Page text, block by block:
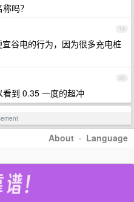
吗？
19
谷电的行为，因为很多充电桩
20
到 0.35 一度的超冲
About · Language